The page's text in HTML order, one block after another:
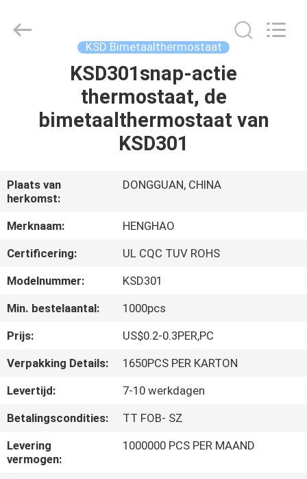
PRODUCTEN
SHOW
OVER
ONS
KWALITEITSCONTROLE
CONTACTEER
NIEUWS
KSD Bimetaalthermostaat
KSD301snap-actie
thermostaat, de
bimetaalthermostaat van
KSD301
Plaats van
herkomst:
DONGGUAN, CHINA
Merknaam:
HENGHAO
Certificering:
UL CQC TUV ROHS
Modelnummer:
KSD301
Min. bestelaantal:
1000pcs
Prijs:
US$0.2-0.3PER,PC
Verpakking Details:
1650PCS PER KARTON
Levertijd:
7-10 werkdagen
Betalingscondities:
TT FOB- SZ
Levering
vermogen:
1000000 PCS PER MAAND